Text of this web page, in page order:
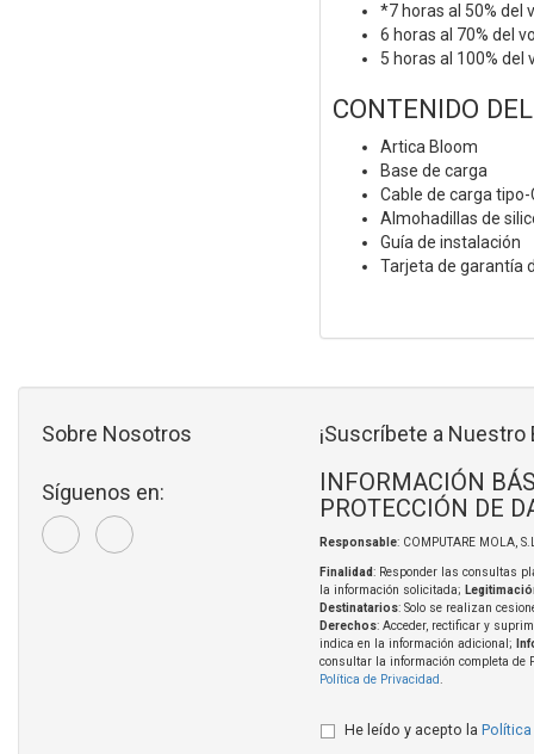
*7 horas al 50% del
6 horas al 70% del
5 horas al 100% del
CONTENIDO
Artica Bloom
Base de carga
Cable de carga tipo-
Almohadillas de
Guía de instalación
Tarjeta de garantía
Sobre Nosotros
Síguenos en:
¡Suscríbete a Nuestro
INFORMACIÓN
PROTECCIÓN DE
Responsable: COMPUTARE MOLA,
Finalidad: Responder las consultas
la información solicitada;
Destinatarios: Solo se realizan
Derechos: Acceder, rectificar y
indica en la información adicional;
consultar la información completa de
Política de Privacidad
He leído y acepto la Política